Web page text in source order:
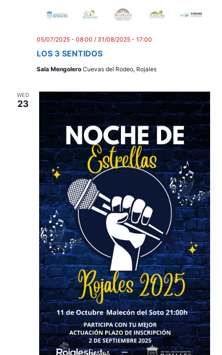
LOS 3 SENTIDOS
05/07/2025 - 08:00 / 31/08/2025 - 17:00
Sala Mengolero Cuevas del Rodeo, Rojales
WED
23